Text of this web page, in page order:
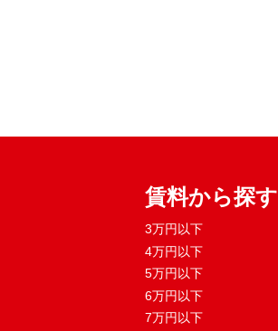
賃料から探す
3万円以下
4万円以下
5万円以下
6万円以下
7万円以下